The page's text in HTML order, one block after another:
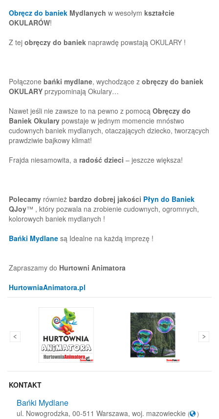
Obręcz do baniek Mydlanych w wesołym kształcie
OKULARÓW!
Z tej obręczy do baniek naprawdę powstają OKULARY !
Połączone bańki mydlane, wychodzące z obręczy do baniek
OKULARY przypominają Okulary…
Nawet jeśli nie zawsze to na pewno z pomocą Obręczy do
Baniek Okulary powstaje w jednym momencie mnóstwo
cudownych baniek mydlanych, otaczających dziecko, tworzących
prawdziwie bajkowy klimat!
Frajda niesamowita, a radość dzieci – jeszcze większa!
Polecamy również bardzo dobrej jakości Płyn do Baniek
QJoy™ , który pozwala na zrobienie cudownych, ogromnych,
kolorowych baniek mydlanych !
Bańki Mydlane są Idealne na każdą imprezę !
Zapraszamy do Hurtowni Animatora
HurtowniaAnimatora.pl
KONTAKT
Bańki Mydlane
ul. Nowogrodzka, 00-511 Warszawa, woj. mazowieckie ( )